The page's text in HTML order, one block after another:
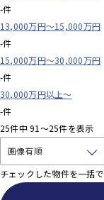
-件
13,000万円～15,000万円
-件
15,000万円～30,000万円
-件
30,000万円以上～
-件
25件中91～25件を表示
チェックした物件を一括で